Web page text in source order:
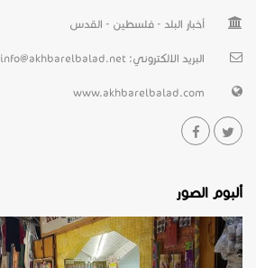
أخبار البلد - فلسطين - القدس
البريد الالكتروني: info@akhbarelbalad.net
www.akhbarelbalad.com
ألبوم الصور